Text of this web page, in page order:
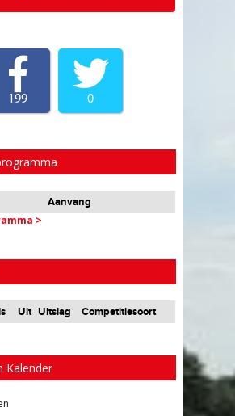
199 0
Aanvang
>
Uit Uitslag Competitiesoort
Kalender